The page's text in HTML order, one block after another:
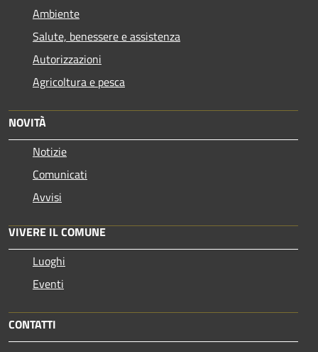
Ambiente
Salute, benessere e assistenza
Autorizzazioni
Agricoltura e pesca
NOVITÀ
Notizie
Comunicati
Avvisi
VIVERE IL COMUNE
Luoghi
Eventi
CONTATTI